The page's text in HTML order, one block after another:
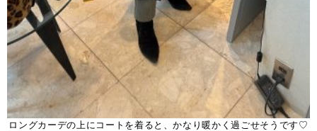
ロングカーデの上にコートを着ると、かなり暖かく過ごせそうです♡